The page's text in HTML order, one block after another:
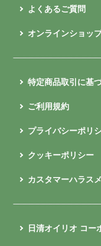
よくあるご質問
オンラインショッ
特定商品取引に基
ご利用規約
プライバシーポリ
クッキーポリシー
カスタマーハラス
日清オイリオ コー